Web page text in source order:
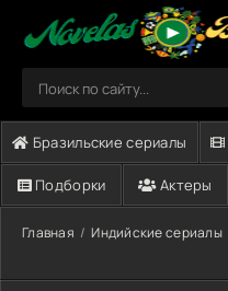
Бразильские сериалы
Подборки Актеры
Главная Индийские сериалы